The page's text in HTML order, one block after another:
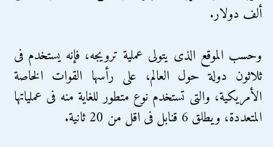
ألف دولار.
وحسب الموقع الذى يتولى عملية ترويجه، فإنه يستخدم فى
ثلاثون دولة حول العالم، على رأسها القوات الخاصة
الأمريكية، والتى تستخدم نوع متطور للغاية منه فى عملياتها
المتعددة، ويطلق 6 قنابل فى اقل من 20 ثانية.